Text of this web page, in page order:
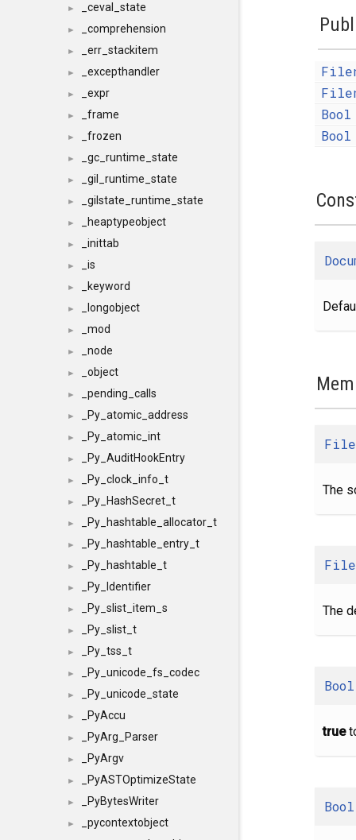
► _ceval_state
► _comprehension
► _err_stackitem
► _excepthandler
► _expr
► _frame
► _frozen
► _gc_runtime_state
► _gil_runtime_state
► _gilstate_runtime_state
► _heaptypeobject
► _inittab
► _is
► _keyword
► _longobject
► _mod
► _node
► _object
► _pending_calls
► _Py_atomic_address
► _Py_atomic_int
► _Py_AuditHookEntry
► _Py_clock_info_t
► _Py_HashSecret_t
► _Py_hashtable_allocator_t
► _Py_hashtable_entry_t
► _Py_hashtable_t
► _Py_Identifier
► _Py_slist_item_s
► _Py_slist_t
► _Py_tss_t
► _Py_unicode_fs_codec
► _Py_unicode_state
► _PyAccu
► _PyArg_Parser
► _PyArgv
► _PyASTOptimizeState
► _PyBytesWriter
►
_pycontextobject
Bool
Bool
The
The
Bool
true
Bool